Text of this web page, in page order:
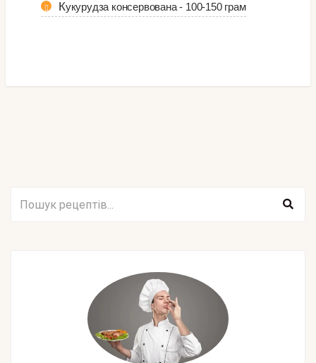
Кукурудза консервована - 100-150 грам